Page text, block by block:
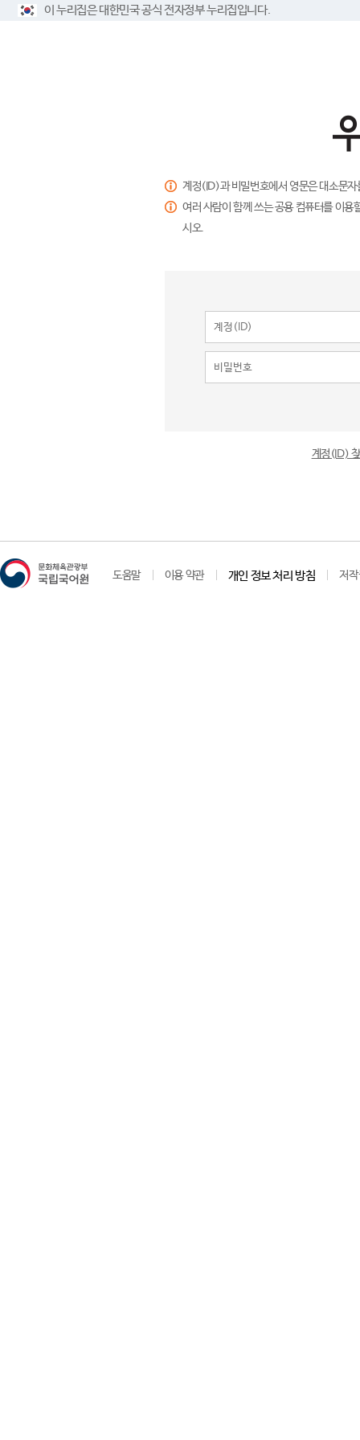
이 누리집은 대한민국 공식 전자정부 누리집입니다.
계정(ID)과 비밀번호에서 영문은 대소문
여러 사람이 함께 쓰는 공용 컴퓨터를 이
시오.
계정(ID)
도움말 이용 약관 개인 정보 처리 방침 저